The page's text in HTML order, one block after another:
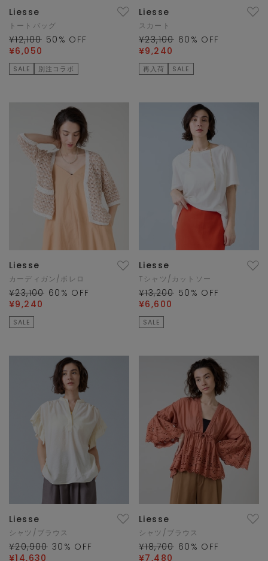
Liesse
トートバッグ
¥12,100 50 % OFF
¥6,050
SALE 別注コラボ
Liesse
スカート
¥23,100 60 % OFF
¥9,240
再入荷 SALE
Liesse
カーディガン/ボレロ
¥23,100 60 % OFF
¥9,240
SALE
Liesse
Tシャツ/カットソー
¥13,200 50 % OFF
¥6,600
SALE
Liesse
シャツ/ブラウス
¥20,900 30 % OFF
¥14,630
Liesse
シャツ/ブラウス
¥18,700 60 % OFF
¥7,480